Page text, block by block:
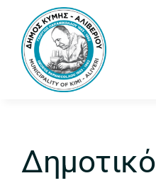
content
Δημοτικό